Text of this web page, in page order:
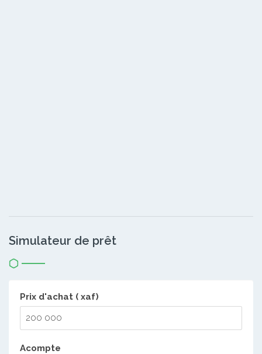
Simulateur de prêt
Prix d'achat ( xaf)
Acompte